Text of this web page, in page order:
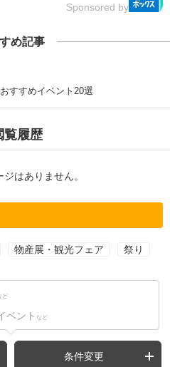
Sponsored by
め記事
すすめイベント20選
覧履歴
はありません。
物産展・観光フェア 祭り
ど
ベント など
条件変更